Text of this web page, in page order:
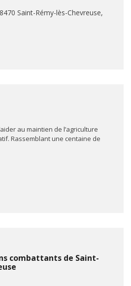
Saint-Rémy-lès-Chevreuse,
au maintien de l’agriculture
Rassemblant une centaine de
combattants de Saint-